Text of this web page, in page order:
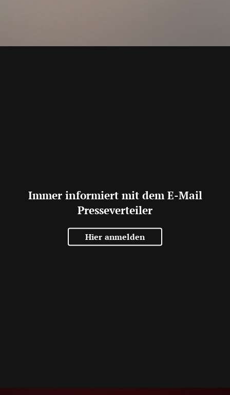
Immer informiert mit dem E-Mail
Presseverteiler
Hier anmelden